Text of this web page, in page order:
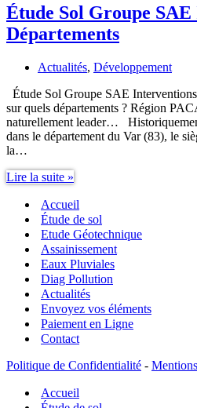
Étude Sol Groupe
Départements
Actualités, Développement
Étude Sol Groupe SAE
sur quels départements ? Région
naturellement leader…
dans le département du Var (83), le
la…
Lire la suite »
Groupe
SAE
Interventions
Départements
Accueil
Étude de sol
Etude Géotechnique
Assainissement
Eaux Pluviales
Diag Pollution
Actualités
Envoyez vos éléments
Paiement en Ligne
Contact
Politique de Confidentialité -
Accueil